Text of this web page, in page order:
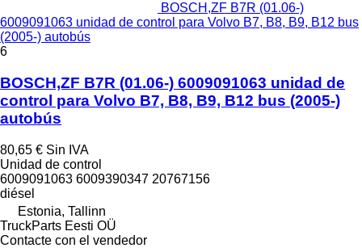
BOSCH,ZF B7R (01.06-)
6009091063 unidad de control para Volvo B7, B8, B9, B12 bus
(2005-) autobús
6
BOSCH,ZF B7R (01.06-) 6009091063 unidad de
control para Volvo B7, B8, B9, B12 bus (2005-)
autobús
80,65 € Sin IVA
Unidad de control
6009091063 6009390347 20767156
diésel
Estonia, Tallinn
TruckParts Eesti OÜ
Contacte con el vendedor